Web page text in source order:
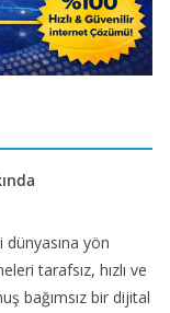
yön
tarafsız, hızlı ve
bağımsız bir dijital